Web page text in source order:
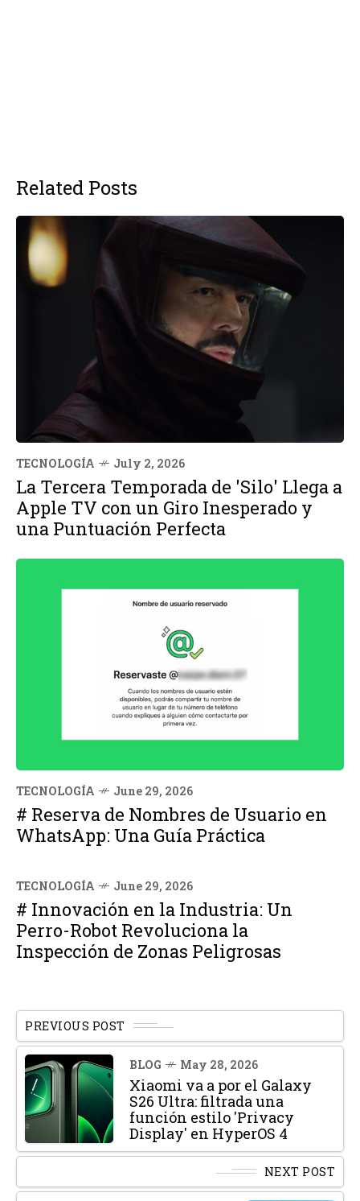
Related Posts
TECNOLOGÍA July 2, 2026
La Tercera Temporada de 'Silo' Llega a
Apple TV con un Giro Inesperado y
una Puntuación Perfecta
TECNOLOGÍA June 29, 2026
# Reserva de Nombres de Usuario en
WhatsApp: Una Guía Práctica
TECNOLOGÍA June 29, 2026
# Innovación en la Industria: Un
Perro-Robot Revoluciona la
Inspección de Zonas Peligrosas
PREVIOUS POST
BLOG May 28, 2026
Xiaomi va a por el Galaxy
S26 Ultra: filtrada una
función estilo 'Privacy
Display' en HyperOS 4
NEXT POST